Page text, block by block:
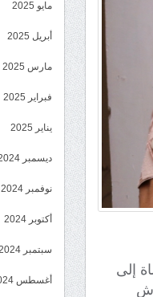
إلى
مايو 2025
أبريل 2025
مارس 2025
فبراير 2025
يناير 2025
ديسمبر 2024
نوفمبر 2024
أكتوبر 2024
سبتمبر 2024
أغسطس 2024